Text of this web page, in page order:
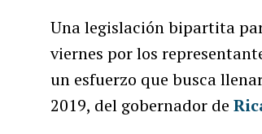
Una legislación bipartita
viernes por los
un esfuerzo que busca
2019, del gobernador de